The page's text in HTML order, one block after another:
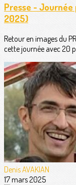
Presse -
2025)
Retour en images du
cette journée avec 20
Denis AVAKIAN
17 mars 2025